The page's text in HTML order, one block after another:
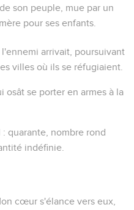
son peuple, mue par un
pour ses enfants.
arrivait, poursuivant
villes où ils se réfugiaient.
osât se porter en armes à la
: quarante, nombre rond
indéfinie.
cœur s'élance vers eux,